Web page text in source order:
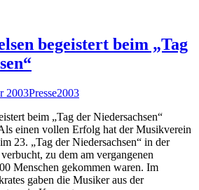
begeistert beim „Tag
2003Presse2003
beim „Tag der Niedersachsen“
einen vollen Erfolg hat der Musikverein
23. „Tag der Niedersachsen“ in der
zu dem am vergangenen
Menschen gekommen waren. Im
gaben die Musiker aus der